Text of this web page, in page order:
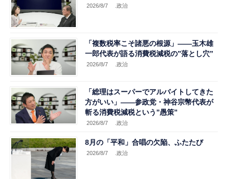
2026/8/7 .政治
「複数税率こそ諸悪の根源」――玉木雄
一郎代表が語る消費税減税の”落とし穴”
2026/8/7 .政治
「総理はスーパーでアルバイトしてきた
方がいい」――参政党・神谷宗幣代表が
斬る消費税減税という”愚策”
2026/8/7 .政治
8月の「平和」合唱の欠陥、ふたたび
2026/8/7 .政治